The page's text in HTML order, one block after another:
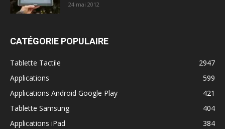
24 mai 2012
CATÉGORIE POPULAIRE
Tablette Tactile
2947
Applications
599
Applications Android Google Play
421
Tablette Samsung
404
Applications iPad
384